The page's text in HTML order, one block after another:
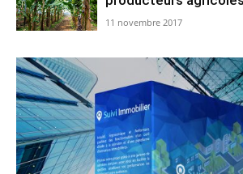
11 novembre 2017